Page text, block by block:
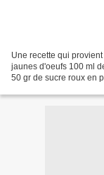
Une recette qui
jaunes d'oeufs 100 ml
50 gr de sucre roux en